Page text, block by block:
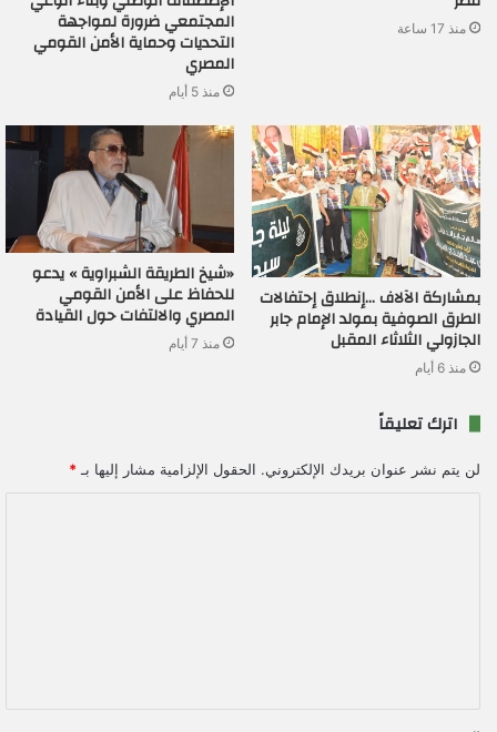
منذ 17 ساعة المجتمعي ضرورة لمواجهة
التحديات وحماية الأمن القومي
المصري
منذ 5 أيام
بمشاركة الآلاف …إنطلاق إحتفالات
الطرق الصوفية بمولد الإمام جابر
الجازولي الثلاثاء المقبل
منذ 6 أيام
«شيخ الطريقة الشبراوية » يدعو
للحفاظ على الأمن القومي
المصري والالتفات حول القيادة
منذ 7 أيام
اترك تعليقاً
لن يتم نشر عنوان بريدك الإلكتروني. الحقول الإلزامية مشار إليها بـ *
ق